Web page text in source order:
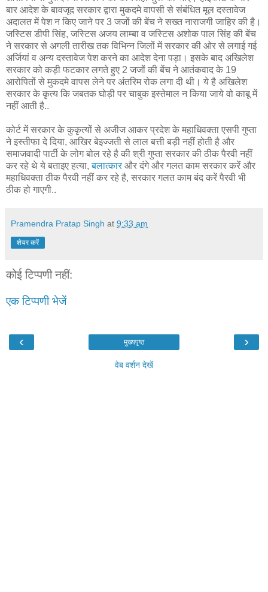
बार आदेश के बावजूद सरकार द्वारा मुकदमे वापसी से संबंधित मूल दस्तावेज
अदालत में पेश न किए जाने पर 3 जजों की बेंच ने सख्त नाराजगी जाहिर की है।
जस्टिस डीपी सिंह, जस्टिस अजय लाम्बा व जस्टिस अशोक पाल सिंह की बेंच
ने सरकार से अगली तारीख तक विभिन्न जिलों में सरकार की ओर से लगाई गई
अर्जियां व अन्य दस्तावेज पेश करने का आदेश देना पड़ा। इसके बाद अखिलेश
सरकार को कड़ी फटकार लगते हुए 2 जजों की बेंच ने आतंकवाद के 19
आरोपितों से मुकदमे वापस लेने पर अंतरिम रोक लगा दी थी। ये है अखिलेश
सरकार के कृत्य कि जबतक घोड़ी पर चाबुक इस्तेमाल न किया जाये वो काबू में
नहीं आती है..
कोर्ट में सरकार के कुकृत्यों से अजीज आकर प्रदेश के महाधिवक्ता एसपी गुप्ता
ने इस्तीफा दे दिया, आखिर बेइज्जती से लाल बत्ती बड़ी नहीं होती है और
समाजवादी पार्टी के लोग बोल रहे है की श्री गुप्ता सरकार की ठीक पैरवी नहीं
कर रहे थे ये बताइए हत्या,बलात्कार और दंगे और गलत काम सरकार करें और
महाधिवक्ता ठीक पैरवी नहीं कर रहे है, सरकार गलत काम बंद करें पैरवी भी
ठीक हो गाएगी..
Pramendra Pratap Singh at 9:33 am
शेयर करें
कोई टिप्पणी नहीं:
एक टिप्पणी भेजें
‹ ›
मुख्यपृष्ठ
वेब वर्शन देखें